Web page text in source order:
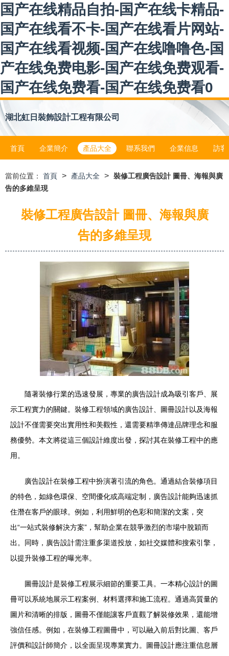
国产在线精品自拍-国产在线卡精品-
国产在线看不卡-国产在线看片网站-
国产在线看视频-国产在线噜噜色-国
产在线免费电影-国产在线免费观看-
国产在线免费看-国产在线免费看0
湖北虹日裝飾設計工程有限公司
首頁 企業簡介 產品大全 聯系我們 企業信息 訪客
當前位置： 首頁 > 產品大全 > 裝修工程廣告設計 圖冊、海報與廣
告的多維呈現
裝修工程廣告設計 圖冊、海報與廣
告的多維呈現
隨著裝修行業的迅速發展，專業的廣告設計成為吸引客戶、展
示工程實力的關鍵。裝修工程領域的廣告設計、圖冊設計以及海報
設計不僅需要突出實用性和美觀性，還需要精準傳達品牌理念和服
務優勢。本文將從這三個設計維度出發，探討其在裝修工程中的應
用。
廣告設計在裝修工程中扮演著引流的角色。通過結合裝修項目
的特色，如綠色環保、空間優化或高端定制，廣告設計能夠迅速抓
住潛在客戶的眼球。例如，利用鮮明的色彩和簡潔的文案，突
出“一站式裝修解決方案”，幫助企業在競爭激烈的市場中脫穎而
出。同時，廣告設計需注重多渠道投放，如社交媒體和搜索引擎，
以提升裝修工程的曝光率。
圖冊設計是裝修工程展示細節的重要工具。一本精心設計的圖
冊可以系統地展示工程案例、材料選擇和施工流程。通過高質量的
圖片和清晰的排版，圖冊不僅能讓客戶直觀了解裝修效果，還能增
強信任感。例如，在裝修工程圖冊中，可以融入前后對比圖、客戶
評價和設計師簡介，以全面呈現專業實力。圖冊設計應注重信息層